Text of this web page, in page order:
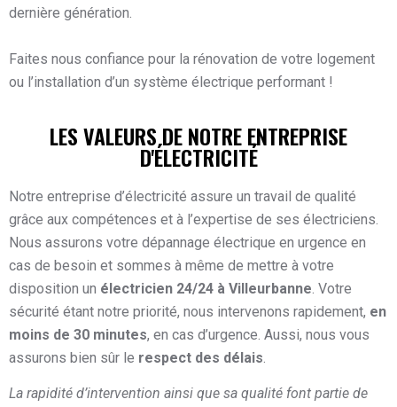
dernière génération.
Faites nous confiance pour la rénovation de votre logement
ou l’installation d’un système électrique performant !
LES VALEURS DE NOTRE ENTREPRISE
D'ÉLECTRICITÉ
Notre entreprise d’électricité assure un travail de qualité
grâce aux compétences et à l’expertise de ses électriciens.
Nous assurons votre dépannage électrique en urgence en
cas de besoin et sommes à même de mettre à votre
disposition un électricien 24/24 à Villeurbanne . Votre
sécurité étant notre priorité, nous intervenons rapidement, en
moins de 30 minutes, en cas d’urgence. Aussi, nous vous
assurons bien sûr le respect des délais
La rapidité d’intervention ainsi que sa qualité font partie de